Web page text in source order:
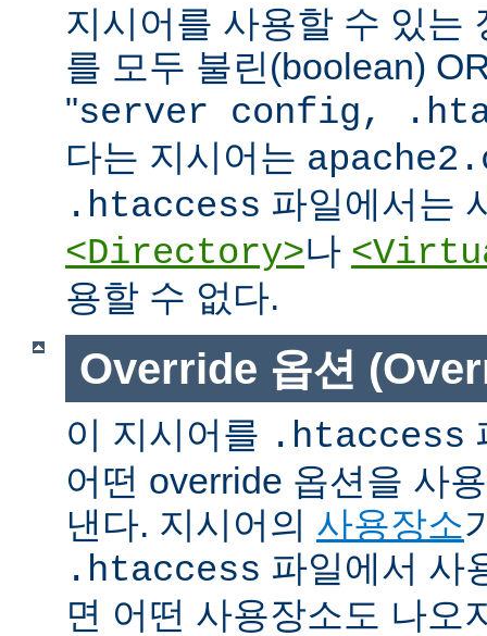
지시어를 사용할 수 있는
를 모두 불린(boolean)
"server config,
다는 지시어는
.htaccess 파일에서는
<Directory>나
용할 수 없다.
Override 옵션
이 지시어를 .htaccess
어떤 override 옵션을 사
낸다. 지시어의 사용장소
.htaccess 파일에서 사
면 어떤 사용장소도 나오